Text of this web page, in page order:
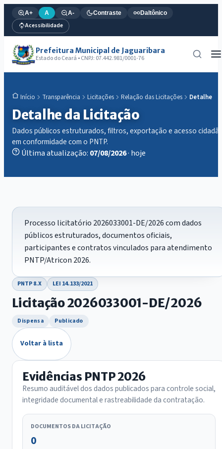
A+ A A- Contraste Daltônico
Acessibilidade
Prefeitura Municipal de Jaguaribara
Estado do Ceará • CNPJ: 07.442.981/0001-76
Início Transparência Licitações Relação das Licitações Detalhe
Detalhe da Licitação
Dados públicos estruturados, filtros, exportação e acesso
em conformidade com o PNTP.
Última atualização: 07/08/2026· hoje
Processo licitatório 2026033001-DE/2026 com dados
públicos estruturados, documentos oficiais,
participantes e contratos vinculados para atendimento
PNTP/Atricon 2026.
PNTP 8.X LEI 14.133/2021
Licitação 2026033001-DE/2026
Dispensa Publicado
Voltar à lista
Evidências PNTP 2026
Resumo auditável dos dados publicados para controle social,
integridade documental e rastreabilidade da contratação.
DOCUMENTOS DA LICITAÇÃO
0